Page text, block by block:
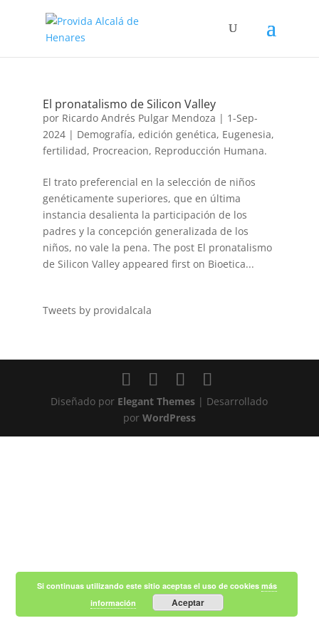
El pronatalismo de Silicon Valley
por Ricardo Andrés Pulgar Mendoza | 1-Sep-
2024| Demografí­a, edición genética, Eugenesia,
fertilidad, Procreacion, Reproducción Humana.
El trato preferencial en la selección de niños
genéticamente superiores, que en última
instancia desalienta la participación de los
padres y la concepción generalizada de los
niños, no vale la pena. The post El pronatalismo
de Silicon Valley appeared first on Bioetica...
Tweets by providalcala
Diseñado por Elegant Themes | Desarrollado
por WordPress
Si continuas utilizando este sitio aceptas el uso de cookies más
información
Aceptar